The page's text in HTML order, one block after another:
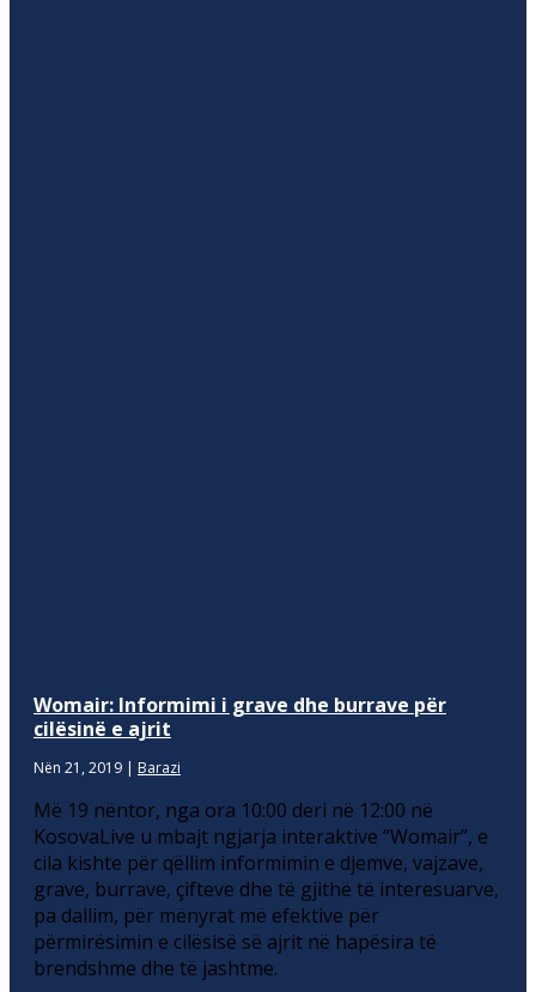
Womair: Informimi i grave dhe burrave për
cilësinë e ajrit
Nën 21, 2019 | Barazi
Më 19 nëntor, nga ora 10:00 deri në 12:00 në
KosovaLive u mbajt ngjarja interaktive “Womair”, e
cila kishte për qëllim informimin e djemve, vajzave,
grave, burrave, çifteve dhe të gjithë të interesuarve,
pa dallim, për mënyrat më efektive për
përmirësimin e cilësisë së ajrit në hapësira të
brendshme dhe të jashtme.